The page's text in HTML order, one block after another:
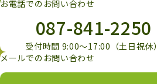
お電話でのお問い合わせ
087-841-2250
受付時間 9:00～17:00（土日祝休）
メールでのお問い合わせ